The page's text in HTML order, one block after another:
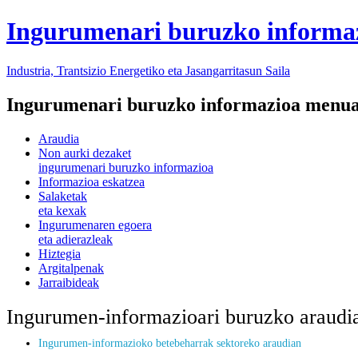
Ingurumenari buruzko
Industria, Trantsizio Energetiko eta Jasangarritasun Saila
Ingurumenari buruzko informazioa
Araudia
Non aurki dezaket
ingurumenari buruzko informazioa
Informazioa eskatzea
Salaketak
eta kexak
Ingurumenaren egoera
eta adierazleak
Hiztegia
Argitalpenak
Jarraibideak
Ingurumen-informazioari buruzko
Ingurumen-informazioko betebeharrak sektoreko araudian